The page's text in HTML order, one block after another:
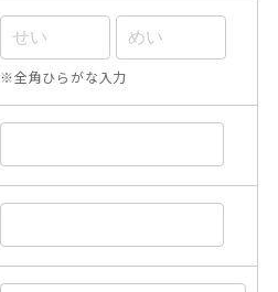
※全角ひらがな入力